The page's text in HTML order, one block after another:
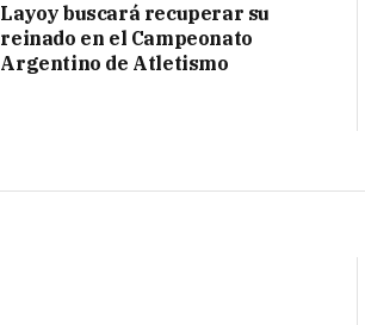
Layoy buscará recuperar su
reinado en el Campeonato
Argentino de Atletismo